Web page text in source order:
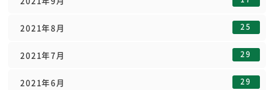
2021年8月 25
2021年7月 29
2021年6月 29